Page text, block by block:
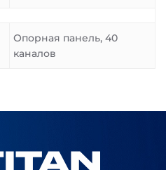
Опорная панель, 40
каналов